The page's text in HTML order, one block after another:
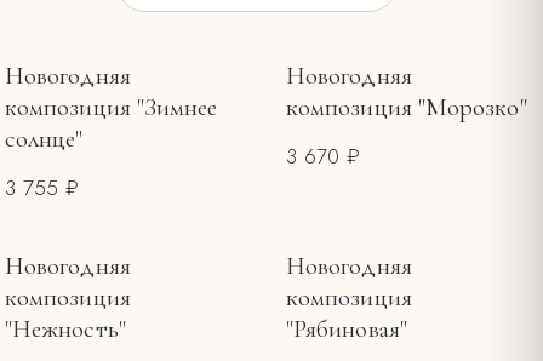
Новогодние букеты и композиции 13
ЦЕНА, ₽
Новогодняя
композиция "Зимнее
солнце"
3 755 ₽
Новогодняя
композиция "Морозко"
3 670 ₽
Новогодняя
композиция
"Нежность"
Новогодняя
композиция
"Рябиновая"